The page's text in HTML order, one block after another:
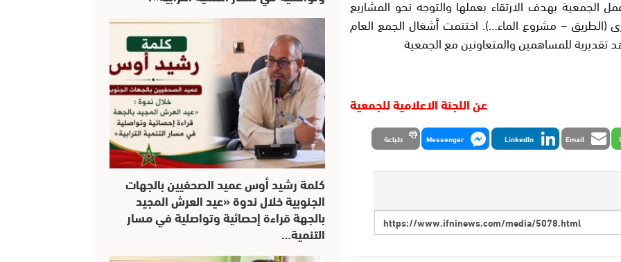
بهدف الارتقاء بعملها والتوجه نحو المشاريع
(الطريق – مشروع الماء…). اختتمت أشغال الجمع العام
للمساهمين والمتعاونين مع الجمعية
عن اللجنة الاعلامية للجمعية
Email
LinkedIn
Messenger طباعة
كلمة رشيد أوس عميد الصحفيين بالجهات
الجنوبية خلال ندوة «عيد العرش المجيد
بالجهة قراءة إحصائية وتواصلية في مسار
التنمية…